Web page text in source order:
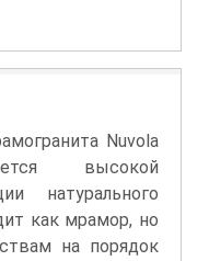
Nuvola
высокой
натурального
как мрамор, но
на порядок